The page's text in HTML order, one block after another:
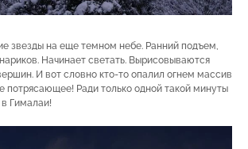
звезды на еще темном небе. Ранний подъем,
Начинает светать. Вырисовываются
И вот словно кто-то опалил огнем массив
потрясающее! Ради только одной такой минуты
Гималаи!